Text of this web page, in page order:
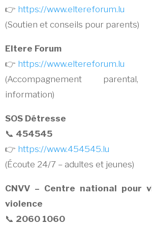
👉 https://www.eltereforum.lu
(Soutien et conseils pour parents)
Eltere Forum
👉 https://www.eltereforum.lu
(Accompagnement parental,
information)
SOS Détresse
📞 454545
👉 https://www.454545.lu
(Écoute 24/7 – adultes et jeunes)
CNVV – Centre national pour
violence
📞 2060 1060